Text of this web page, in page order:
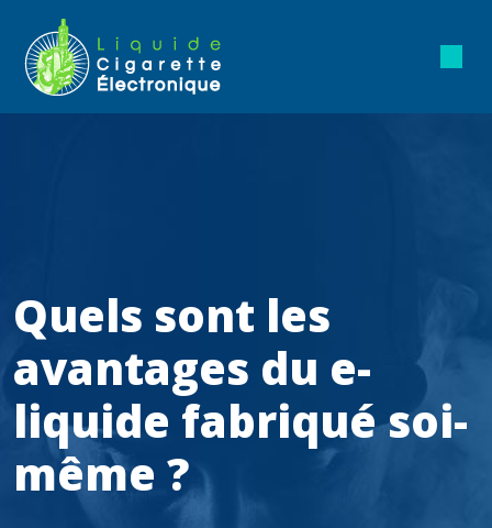
Quels sont les
avantages du e-
liquide fabriqué soi-
même ?